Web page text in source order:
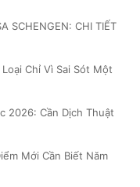
SCHENGEN: CHI TIẾT
Chỉ Vì Sai Sót Một
2026: Cần Dịch Thuật
Mới Cần Biết Năm